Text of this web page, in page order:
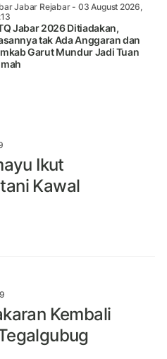
Jabar Rejabar- 03 August 2026,
Jabar 2026 Ditiadakan,
tak Ada Anggaran dan
Garut Mundur Jadi Tuan
Ikut
Kawal
Kembali